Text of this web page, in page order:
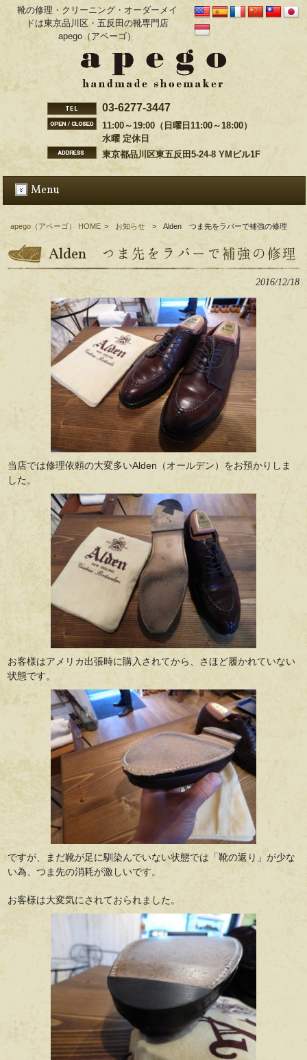
靴の修理・クリーニング・オーダーメイ
ドは東京品川区・五反田の靴専門店
apego（アペーゴ）
03-6277-3447
11:00～19:00（日曜日11:00～18:00）
水曜 定休日
東京都品川区東五反田5-24-8 YMビル1F
Menu
apego（アペーゴ） HOME > お知らせ > Alden つま先をラバーで補強の修理
Alden つま先をラバーで補強の修理
2016/12/18
当店では修理依頼の大変多いAlden（オールデン）をお預かりしま
した。
お客様はアメリカ出張時に購入されてから、さほど履かれていない
状態です。
ですが、まだ靴が足に馴染んでいない状態では「靴の返り」が少な
い為、つま先の消耗が激しいです。
お客様は大変気にされておられました。